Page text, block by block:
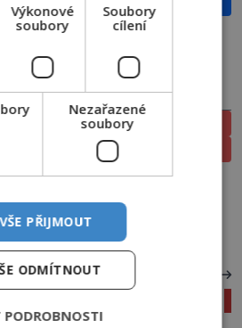
PŘEDPLATNÉ
ELEKTRONICKÉ
TIŠTĚNÉ
kdy získá
vtipkuje o zotročení lidstva
Výkonové
soubory
Soubory
cílení
Nezařazené
soubory
VŠE PŘIJMOUT
ODMÍTNOUT